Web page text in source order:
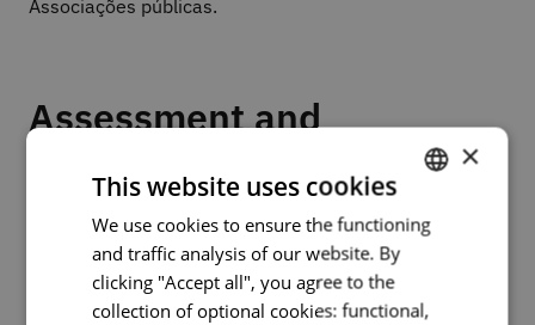
Associações públicas.
Assessment and
Para ter direito ao certificado do curso terá de cumprir
os seguintes requisitos:
1) Assistir a todos os conteúdos dos cursos até ao fim
PORTUGUESE
ENGLISH
×
This website uses cookies
We use cookies to ensure the functioning
and traffic analysis of our website. By
clicking "Accept all", you agree to the
collection of optional cookies: functional,